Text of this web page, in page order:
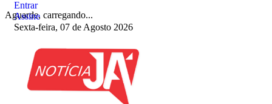
Aguarde, carregando...
Entrar
Assine
Sexta-feira, 07 de Agosto 2026